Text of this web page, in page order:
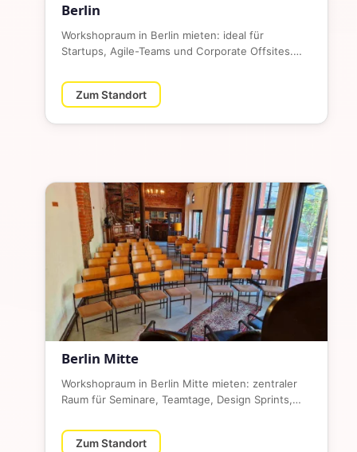
Berlin
Workshopraum in Berlin mieten: ideal für
Startups, Agile-Teams und Corporate Offsites.
Zum Standort
Berlin Mitte
Workshopraum in Berlin Mitte mieten: zentraler
Raum für Seminare, Teamtage, Design Sprints,
Zum Standort